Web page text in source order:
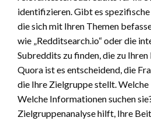
identifizieren. Gibt es
die sich mit Ihren Themen
wie „Redditsearch.io“ oder die
Subreddits zu finden, die zu
Quora ist es entscheidend, die
die Ihre Zielgruppe stellt. Welche
Welche Informationen suchen
Zielgruppenanalyse hilft, Ihre